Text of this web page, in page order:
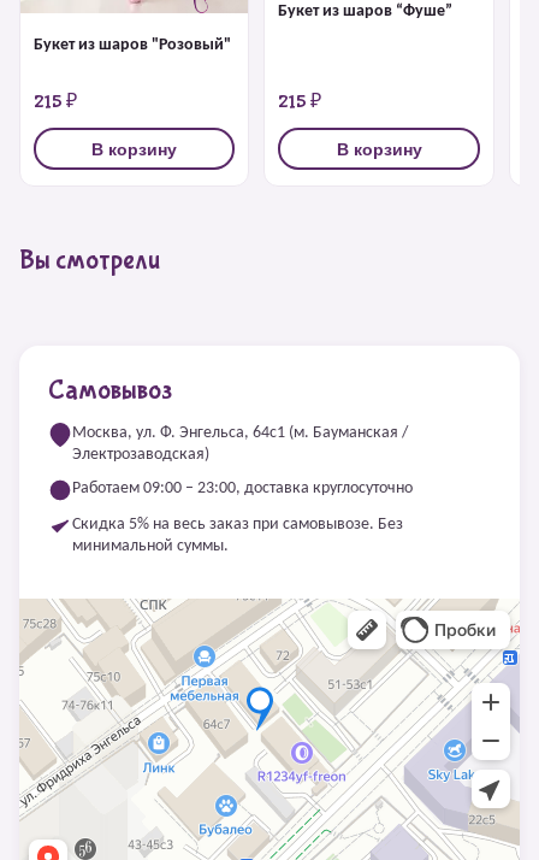
Букет из шаров "Розовый"
215 ₽
В корзину
Букет из шаров “Фуше”
215 ₽
В корзину
Вы смотрели
Самовывоз
Москва, ул. Ф. Энгельса, 64с1 (м. Бауманская /
Электрозаводская)
Работаем 09:00 – 23:00, доставка круглосуточно
Скидка 5% на весь заказ при самовывозе. Без
минимальной суммы.